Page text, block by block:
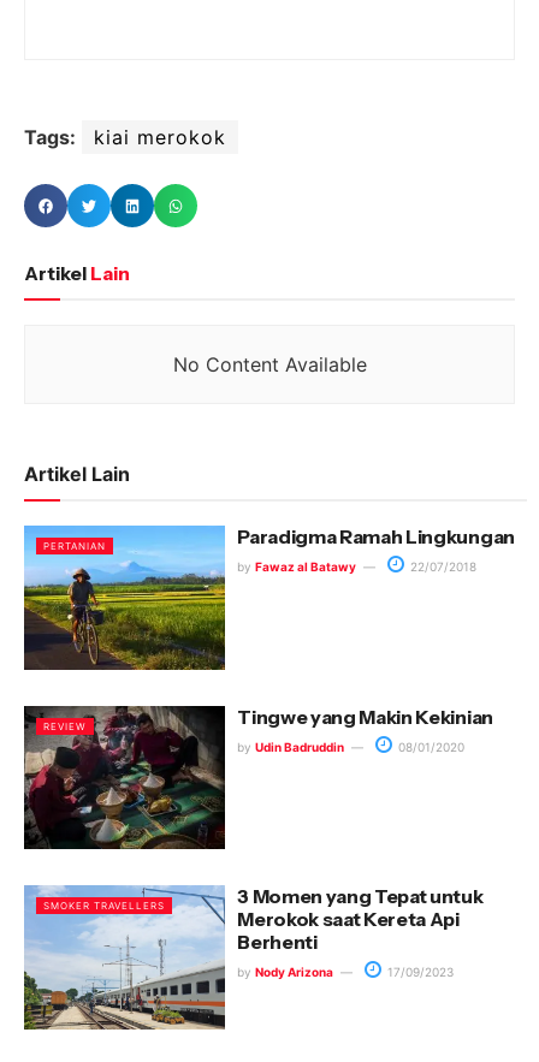
Tags: kiai merokok
Artikel Lain
No Content Available
Artikel Lain
PERTANIAN Paradigma Ramah Lingkungan
by Fawaz al Batawy 22/07/2018
REVIEW Tingwe yang Makin Kekinian
by Udin Badruddin 08/01/2020
SMOKER TRAVELLERS
3 Momen yang Tepat untuk
Merokok saat Kereta Api
Berhenti
by Nody Arizona 17/09/2023